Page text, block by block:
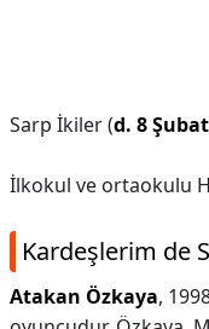
Sarp İkiler (d. 8
İlkokul ve ortaokulu
Kardeşlerim de
Atakan Özkaya,